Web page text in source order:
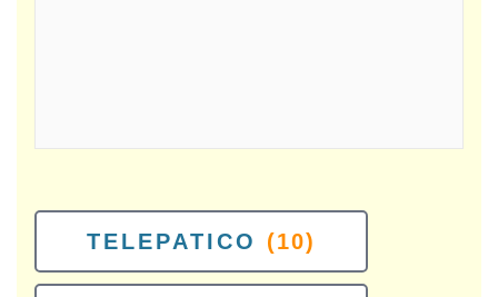
TELEPATICO (10)